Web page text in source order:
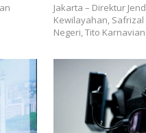
Jakarta – Direktur
Kewilayahan,
Negeri, Tito